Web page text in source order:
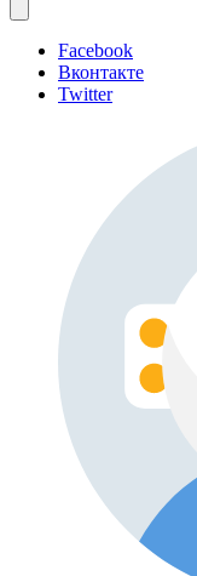
Facebook
Вконтакте
Twitter